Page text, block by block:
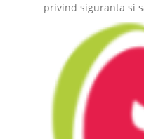
privind siguranta si